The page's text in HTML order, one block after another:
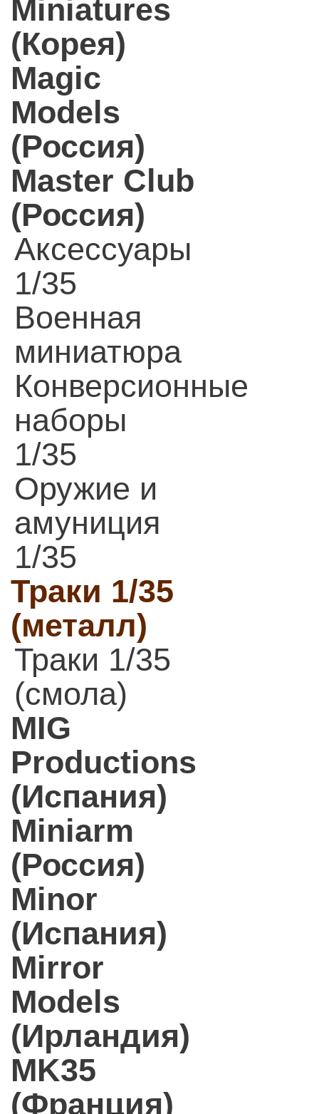
Miniatures
(Корея)
Magic
Models
(Россия)
Master Club
(Россия)
Аксессуары
1/35
Военная
миниатюра
Конверсионные
наборы
1/35
Оружие и
амуниция
1/35
Траки 1/35
(металл)
Траки 1/35
(смола)
MIG
Productions
(Испания)
Miniarm
(Россия)
Minor
(Испания)
Mirror
Models
(Ирландия)
MK35
(Франция)